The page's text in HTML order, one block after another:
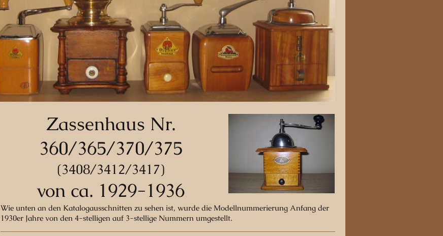
Zassenhaus Nr.
360/365/370/375
(3408/3412/3417)
von ca. 1929-1936
Wie unten an den Katalogausschnitten zu sehen ist, wurde die Modellnummerierung Anfang der
1930er Jahre von den 4-stelligen auf 3-stellige Nummern umgestellt.